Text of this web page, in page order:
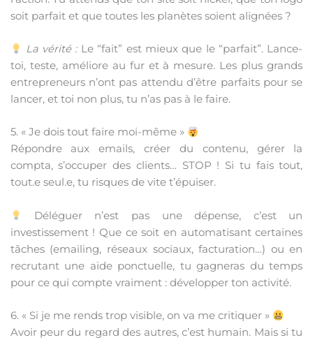
soit parfait et que toutes les planètes soient alignées ?
La vérité :Le “fait” est mieux que le “parfait”. Lance-
toi, teste, améliore au fur et à mesure. Les plus grands
entrepreneurs n’ont pas attendu d’être parfaits pour se
lancer, et toi non plus, tu n’as pas à le faire.
5. « Je dois tout faire moi-même »
Répondre aux emails, créer du contenu, gérer la
compta, s’occuper des clients… STOP ! Si tu fais tout,
tout.e seul.e, tu risques de vite t’épuiser.
Déléguer n’est pas une dépense, c’est un
investissement ! Que ce soit en automatisant certaines
tâches (emailing, réseaux sociaux, facturation…) ou en
recrutant une aide ponctuelle, tu gagneras du temps
pour ce qui compte vraiment : développer ton activité.
6. « Si je me rends trop visible, on va me critiquer »
Avoir peur du regard des autres, c’est humain. Mais si tu